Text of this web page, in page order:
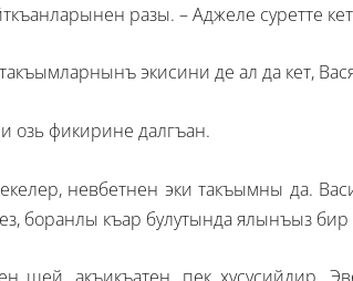
разы. – Аджеле суретте
экисини де ал да кет,
озь фикирине далгъан.
невбетнен эки такъымны да.
боранлы къар булутында ялынъыз бир